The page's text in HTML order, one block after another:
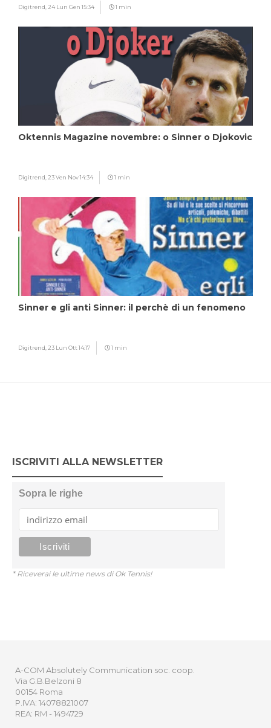
Digitrend, 24 Lun Gen 15:34 1 min
Oktennis Magazine novembre: o Sinner o Djokovic
Digitrend, 23 Ven Nov 14:34 1 min
Sinner e gli anti Sinner: il perchè di un fenomeno
Digitrend, 23 Lun Ott 14:17 1 min
ISCRIVITI ALLA NEWSLETTER
Sopra le righe
* Riceverai le ultime news di Ok Tennis!
A-COM Absolutely Communication soc. coop.
Via G.B.Belzoni 8
00154 Roma
P.IVA: 14078821007
REA: RM - 1494729